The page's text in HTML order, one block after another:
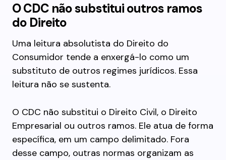
O CDC não substitui outros ramos
do Direito
Uma leitura absolutista do Direito do
Consumidor tende a enxergá-lo como um
substituto de outros regimes jurídicos. Essa
leitura não se sustenta.
O CDC não substitui o Direito Civil, o Direito
Empresarial ou outros ramos. Ele atua de forma
específica, em um campo delimitado. Fora
desse campo, outras normas organizam as